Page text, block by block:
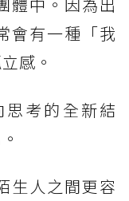
體中。因為出
會有一種「我
感。
思考的全新結
生人之間更容